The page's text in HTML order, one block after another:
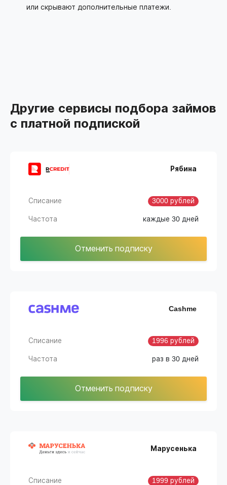
или скрывают дополнительные платежи.
Другие сервисы подбора займов
с платной подпиской
Рябина
Списание 3000 рублей
Частота каждые 30 дней
Отменить подписку
Cashme
Списание 1996 рублей
Частота раз в 30 дней
Отменить подписку
Марусенька
Списание 1999 рублей